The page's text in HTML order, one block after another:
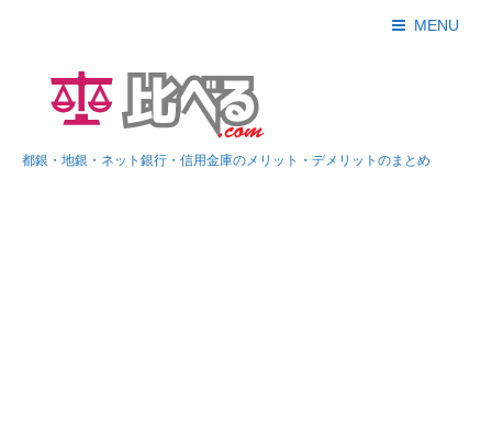
MENU
都銀・地銀・ネット銀行・信用金庫のメリット・デメリットのまとめ